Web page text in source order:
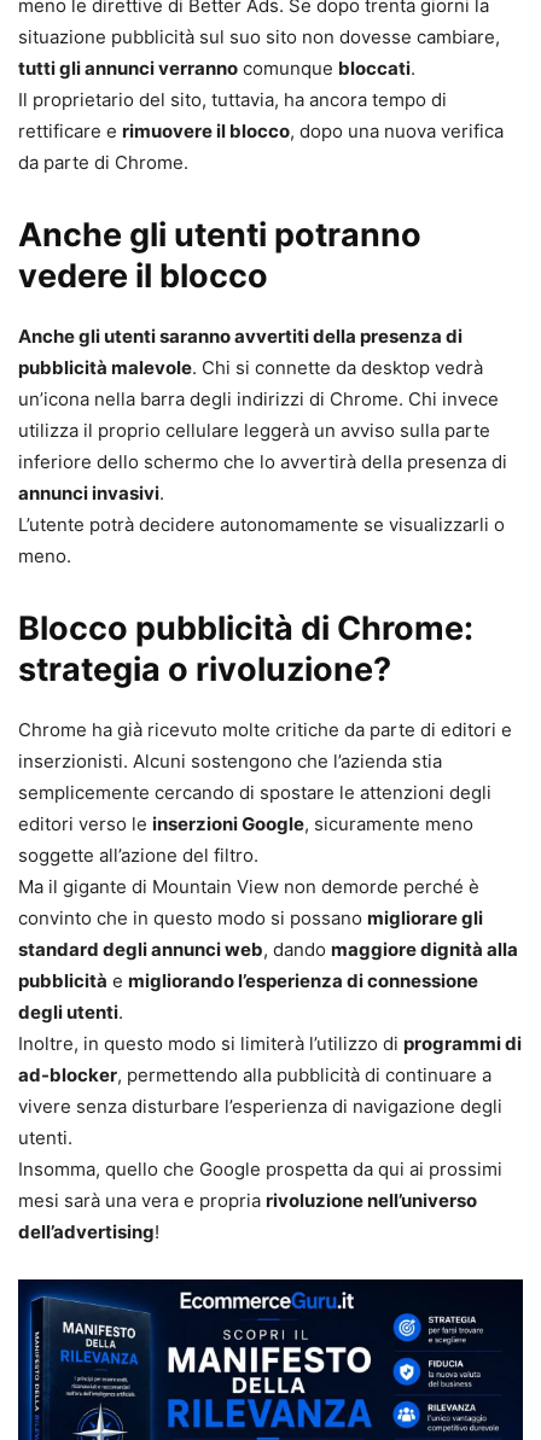
meno le direttive di Better Ads. Se dopo trenta giorni la
situazione pubblicità sul suo sito non dovesse cambiare,
tutti gli annunci verranno comunque bloccati.
Il proprietario del sito, tuttavia, ha ancora tempo di
rettificare e rimuovere il blocco, dopo una nuova verifica
da parte di Chrome.
Anche gli utenti potranno
vedere il blocco
Anche gli utenti saranno avvertiti della presenza di
pubblicità malevole. Chi si connette da desktop vedrà
un’icona nella barra degli indirizzi di Chrome. Chi invece
utilizza il proprio cellulare leggerà un avviso sulla parte
inferiore dello schermo che lo avvertirà della presenza di
annunci invasivi.
L’utente potrà decidere autonomamente se visualizzarli o
meno.
Blocco pubblicità di Chrome:
strategia o rivoluzione?
Chrome ha già ricevuto molte critiche da parte di editori e
inserzionisti. Alcuni sostengono che l’azienda stia
semplicemente cercando di spostare le attenzioni degli
editori verso le inserzioni Google, sicuramente meno
soggette all’azione del filtro.
Ma il gigante di Mountain View non demorde perché è
convinto che in questo modo si possano migliorare gli
standard degli annunci web, dando maggiore dignità alla
pubblicità e migliorando l’esperienza di connessione
degli utenti.
Inoltre, in questo modo si limiterà l’utilizzo di programmi di
ad-blocker, permettendo alla pubblicità di continuare a
vivere senza disturbare l’esperienza di navigazione degli
utenti.
Insomma, quello che Google prospetta da qui ai prossimi
mesi sarà una vera e propria rivoluzione nell’universo
dell’advertising!